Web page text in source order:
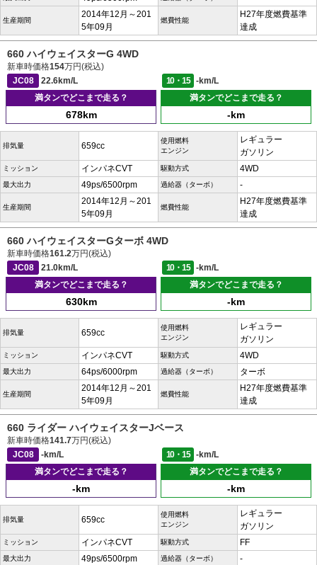
生産期間
2014年12月～201
5年09月
燃費性能
H27年度燃費基準
達成
660 ハイウェイスターG 4WD
新車時価格154万円(税込)
JC08
22.6km/L 10・15
-km/L
満タンでどこまで走る？
678km
満タンでどこまで走る？
-km
排気量 659cc
使用燃料
エンジン
レギュラー
ガソリン
ミッション インパネCVT 駆動方式 4WD
最大出力 49ps/6500rpm 過給器（ターボ） -
生産期間
2014年12月～201
5年09月
燃費性能
H27年度燃費基準
達成
660 ハイウェイスターGターボ 4WD
新車時価格161.2万円(税込)
JC08
21.0km/L 10・15
-km/L
満タンでどこまで走る？
630km
満タンでどこまで走る？
-km
排気量 659cc
使用燃料
エンジン
レギュラー
ガソリン
ミッション インパネCVT 駆動方式 4WD
最大出力 64ps/6000rpm 過給器（ターボ） ターボ
生産期間
2014年12月～201
5年09月
燃費性能
H27年度燃費基準
達成
660 ライダー ハイウェイスターJベース
新車時価格141.7万円(税込)
JC08
-km/L 10・15
-km/L
満タンでどこまで走る？
-km
満タンでどこまで走る？
-km
排気量 659cc
使用燃料
エンジン
レギュラー
ガソリン
ミッション インパネCVT 駆動方式 FF
最大出力 49ps/6500rpm 過給器（ターボ） -